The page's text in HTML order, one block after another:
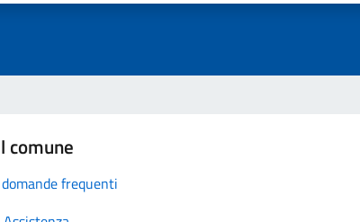
comune
frequenti